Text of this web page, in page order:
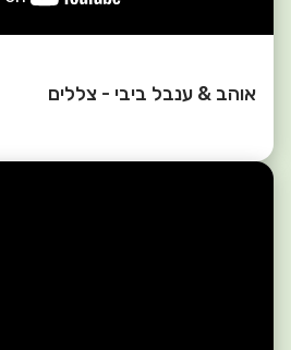
אוהב & ענבל ביבי - צללים